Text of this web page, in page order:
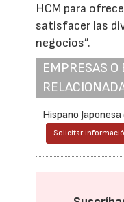
HCM para
satisfacer las
negocios”.
EMPRESAS
Hispano
Solicitar